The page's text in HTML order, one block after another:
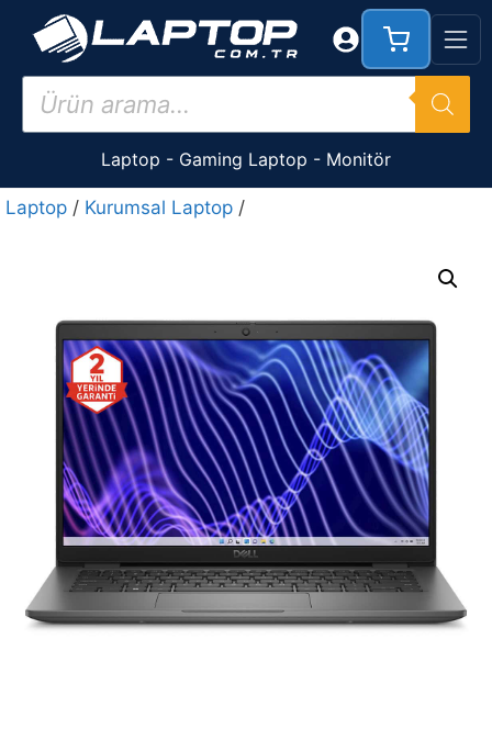
İçeriğe
Products
search
Laptop - Gaming Laptop - Monitör
Laptop / Kurumsal Laptop /